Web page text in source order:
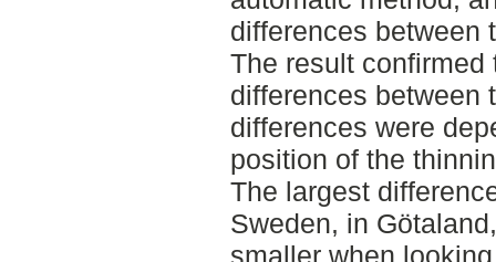
differences between
The result
differences between
differences were
position of the
The largest
Sweden, in
smaller when